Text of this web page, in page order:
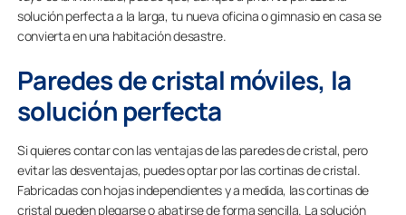
solución perfecta a la larga, tu nueva oficina o gimnasio en casa se
convierta en una habitación desastre.
Paredes de cristal móviles, la
solución perfecta
Si quieres contar con las ventajas de las paredes de cristal, pero
evitar las desventajas, puedes optar por las cortinas de cristal.
Fabricadas con hojas independientes y a medida, las cortinas de
cristal pueden plegarse o abatirse de forma sencilla. La solución